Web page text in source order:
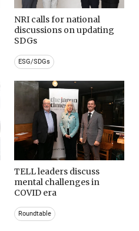
NRI calls for national
discussions on updating
SDGs
ESG/SDGs
TELL leaders discuss
mental challenges in
COVID era
Roundtable